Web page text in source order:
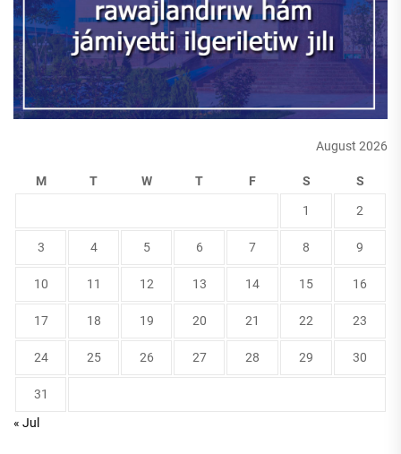
August 2026
M T W T F S S
1 2
3 4 5 6 7 8 9
10 11 12 13 14 15 16
17 18 19 20 21 22 23
24 25 26 27 28 29 30
31
« Jul